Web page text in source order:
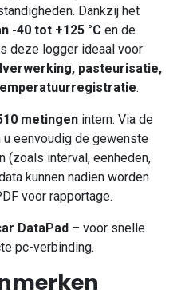
Dankzij het
-40 tot +125 °C en de
deze logger ideaal voor
pasteurisatie,
.
metingen intern. Via de
eenvoudig de gewenste
(zoals interval, eenheden,
kunnen nadien worden
voor rapportage.
DataPad – voor snelle
pc-verbinding.